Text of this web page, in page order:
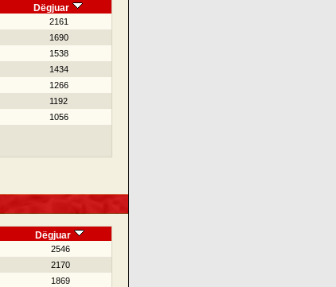
Dëgjuar
2161
1690
1538
1434
1266
1192
1056
Dëgjuar
2546
2170
1869